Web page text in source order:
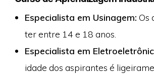
Especialista em Usinagem: Os
ter entre 14 e 18 anos.
Especialista em
idade dos aspirantes é